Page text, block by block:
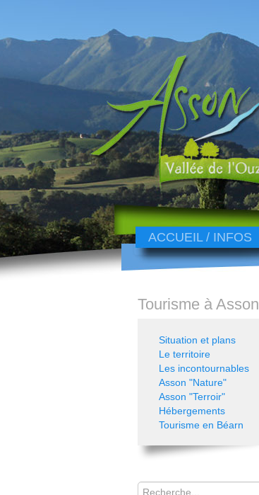
ACCUEIL / INFOS
Tourisme à Asson
Situation et plans
Le territoire
Les incontournables
Asson "Nature"
Asson "Terroir"
Hébergements
Tourisme en Béarn
Rechercher